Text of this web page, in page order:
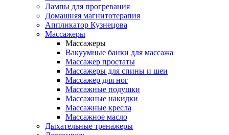
Лампы для прогревания
Домашняя магнитотерапия
Аппликатор Кузнецова
Массажеры
Массажеры
Вакуумные банки для массажа
Массажер простаты
Массажеры для спины и шеи
Массажер для ног
Массажные подушки
Массажные накидки
Массажные кресла
Массажное масло
Дыхательные тренажеры